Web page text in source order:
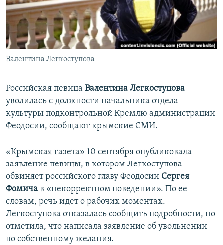
ПОБЕДИТЕЛЕЙ НЕ СУДЯТ?
КРЫМ.НЕПОКОРЕННЫЙ
ELIFBE
УКРАИНСКАЯ ПРОБЛЕМА КРЫМА
ПРИСОЕДИНЯЙТЕСЬ!
Валентина Легкоступова
Российская певица Валентина Легкоступова
уволилась с должности начальника отдела
культуры подконтрольной Кремлю администрации
Феодосии, сообщают крымские СМИ.
«Крымская газета» 10 сентября опубликовала
заявление певицы, в котором Легкоступова
обвиняет российского главу Феодосии Сергея
Фомича в «некорректном поведении». По ее
словам, речь идет о рабочих моментах.
Легкоступова отказалась сообщить подробности, но
отметила, что написала заявление об увольнении
по собственному желания.